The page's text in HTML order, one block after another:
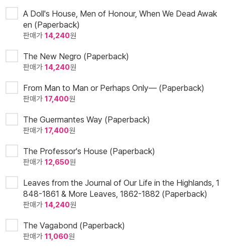
A Doll's House, Men of Honour, When We Dead Awak
en (Paperback)
판매가 14,240원
The New Negro (Paperback)
판매가 14,240원
From Man to Man or Perhaps Only— (Paperback)
판매가 17,400원
The Guermantes Way (Paperback)
판매가 17,400원
The Professor's House (Paperback)
판매가 12,650원
Leaves from the Journal of Our Life in the Highlands, 1
848-1861 & More Leaves, 1862-1882 (Paperback)
판매가 14,240원
The Vagabond (Paperback)
판매가 11,060원